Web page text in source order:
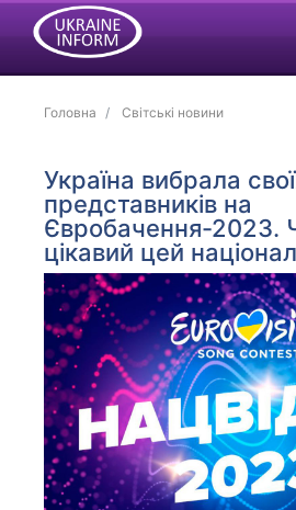
Головна Світські новини
Україна вибрала
представників на
Євробачення-2023.
цікавий цей